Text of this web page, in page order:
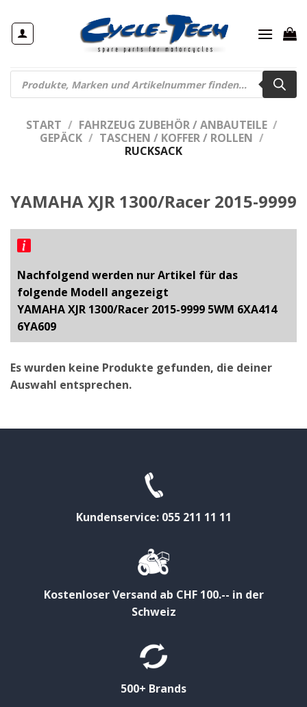
Inhalt
springen
Products
search
START / FAHRZEUG ZUBEHÖR / ANBAUTEILE /
GEPÄCK / TASCHEN / KOFFER / ROLLEN /
RUCKSACK
YAMAHA XJR 1300/Racer 2015-9999
Nachfolgend werden nur Artikel für das
folgende Modell angezeigt
YAMAHA XJR 1300/Racer 2015-9999 5WM 6XA414
6YA609
Es wurden keine Produkte gefunden, die deiner
Auswahl entsprechen.
Kundenservice: 055 211 11 11
Kostenloser Versand ab CHF 100.-- in der
Schweiz
500+ Brands